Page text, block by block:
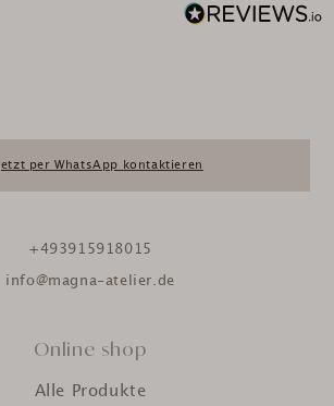
Jetzt per WhatsApp kontaktieren
+493915918015
info@magna-atelier.de
Online shop
Alle Produkte